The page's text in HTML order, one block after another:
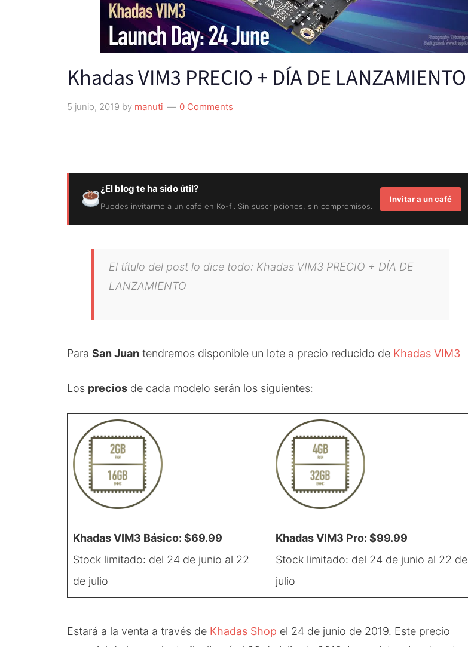
Khadas VIM3 PRECIO + DÍA DE LANZAMIENTO
5 junio, 2019 by manuti 0 Comments
¿El blog te ha sido útil?
Puedes invitarme a un café en Ko-fi. Sin suscripciones, sin compromisos.
Invitar a un café
El título del post lo dice todo: Khadas VIM3 PRECIO + DÍA DE
LANZAMIENTO
Para San Juan tendremos disponible un lote a precio reducido de Khadas VIM3
Los precios de cada modelo serán los siguientes:
Khadas VIM3 Básico: $69.99
Stock limitado: del 24 de junio al 22
de julio
Khadas VIM3 Pro: $99.99
Stock limitado: del 24 de junio al 22 de
julio
Estará a la venta a través de Khadas Shop el 24 de junio de 2019. Este precio